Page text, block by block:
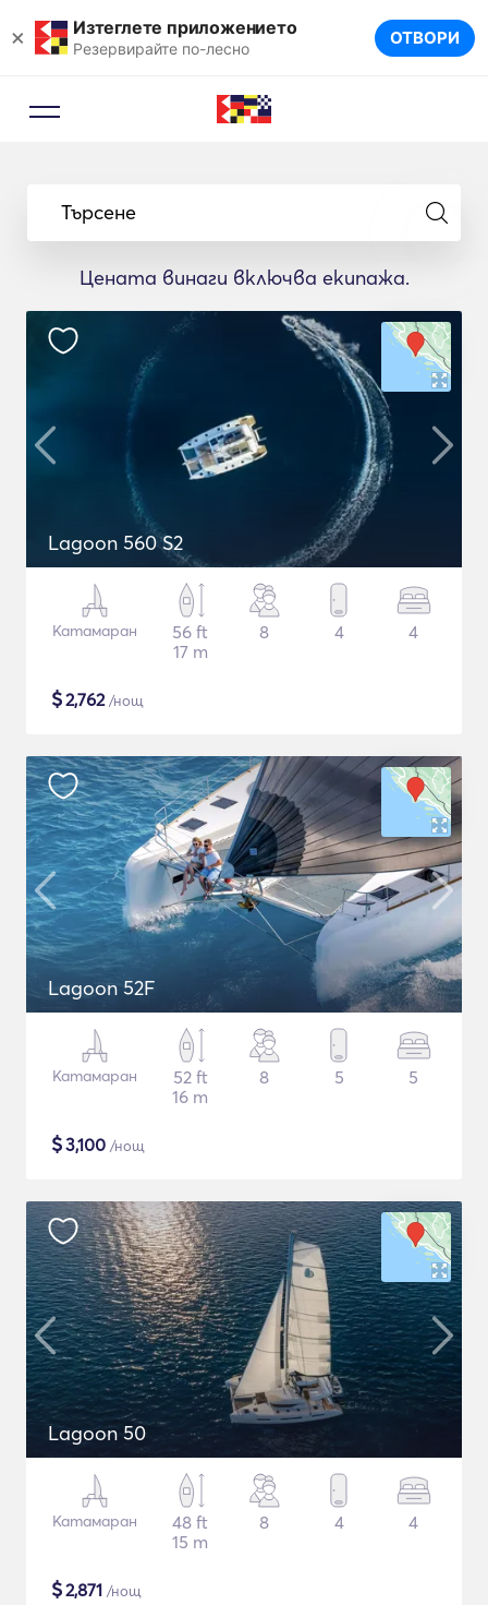
× Изтеглете приложението
Резервирайте по-лесно ОТВОРИ
Търсене
Цената винаги включва екипажа.
Lagoon 560 S2
Катамаран
56 ft
17 m
8 4 4
$2,762/нощ
Lagoon 52F
Катамаран
52 ft
16 m
8 5 5
$3,100 /нощ
Lagoon 50
Катамаран
48 ft
15 m
8 4 4
$2,871 /нощ